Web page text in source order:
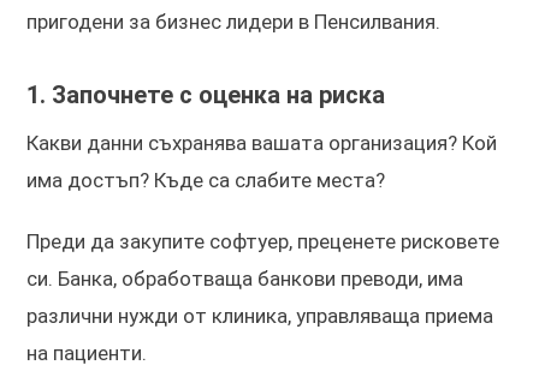
пригодени за бизнес лидери в Пенсилвания.
1. Започнете с оценка на риска
Какви данни съхранява вашата организация? Кой
има достъп? Къде са слабите места?
Преди да закупите софтуер, преценете рисковете
си. Банка, обработваща банкови преводи, има
различни нужди от клиника, управляваща приема
на пациенти.